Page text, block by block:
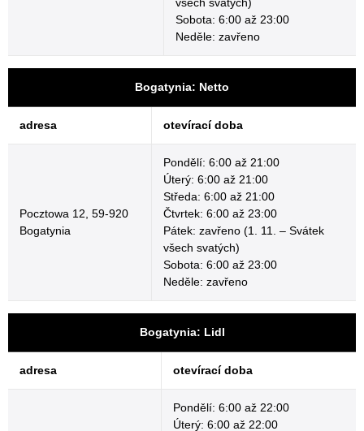
všech svatých)
Sobota: 6:00 až 23:00
Neděle: zavřeno
Bogatynia: Netto
adresa otevírací doba
Pocztowa 12, 59-920
Bogatynia
Pondělí: 6:00 až 21:00
Úterý: 6:00 až 21:00
Středa: 6:00 až 21:00
Čtvrtek: 6:00 až 23:00
Pátek: zavřeno (1. 11. – Svátek
všech svatých)
Sobota: 6:00 až 23:00
Neděle: zavřeno
Bogatynia: Lidl
adresa otevírací doba
Pondělí: 6:00 až 22:00
Úterý: 6:00 až 22:00